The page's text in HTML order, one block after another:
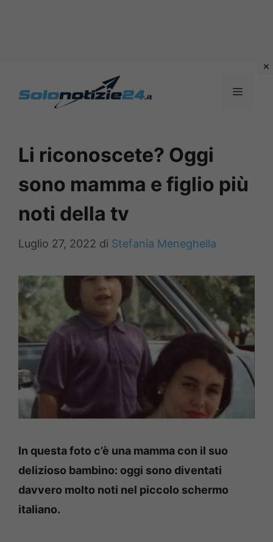
MENU
Li riconoscete? Oggi
sono mamma e figlio più
noti della tv
Luglio 27, 2022 di Stefania Meneghella
In questa foto c’è una mamma con il suo
delizioso bambino: oggi sono diventati
davvero molto noti nel piccolo schermo
italiano.